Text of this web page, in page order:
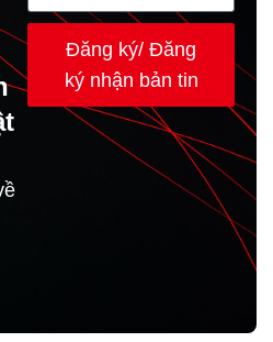
Đăng ký/ Đăng
ký nhận bản tin